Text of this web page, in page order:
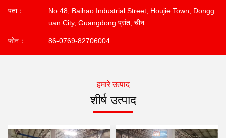
पता：
No.48, Baihao Industrial Street, Houjie Town, Dongg
uan City, Guangdong प्रांत, चीन
फोन： 86-0769-82706004
हमारे उत्पाद
शीर्ष उत्पाद